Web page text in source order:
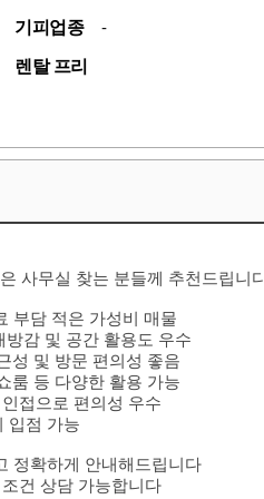
기피업종 -
렌탈 프리
사무실 찾는 분들께 추천드립니
부담 적은 가성비 매물
감 및 공간 활용도 우수
성 및 방문 편의성 좋음
룸 등 다양한 활용 가능
접으로 편의성 우수
입점 가능
정확하게 안내해드립니다
건 상담 가능합니다